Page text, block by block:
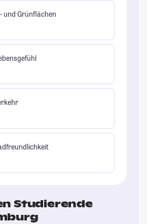
und Grünflächen
Studierende